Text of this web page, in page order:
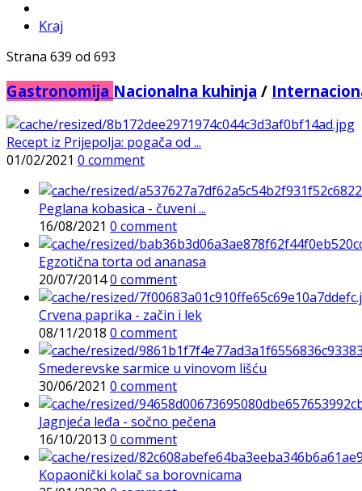
Kraj
Strana 639 od 693
Gastronomija Nacionalna kuhinja /
Recept iz Prijepolja: pogača od ...
01/02/2021 0 comment
Peglana kobasica - čuveni ...
16/08/2021 0 comment
Egzotična torta od ananasa
20/07/20140 comment
Crvena paprika - začin i lek
08/11/2018 0 comment
Smederevske sarmice u vinovom lišću
30/06/2021 0 comment
Jagnjeća leđa - sočno pečena
16/10/2013 0 comment
Kopaonički kolač sa borovnicama